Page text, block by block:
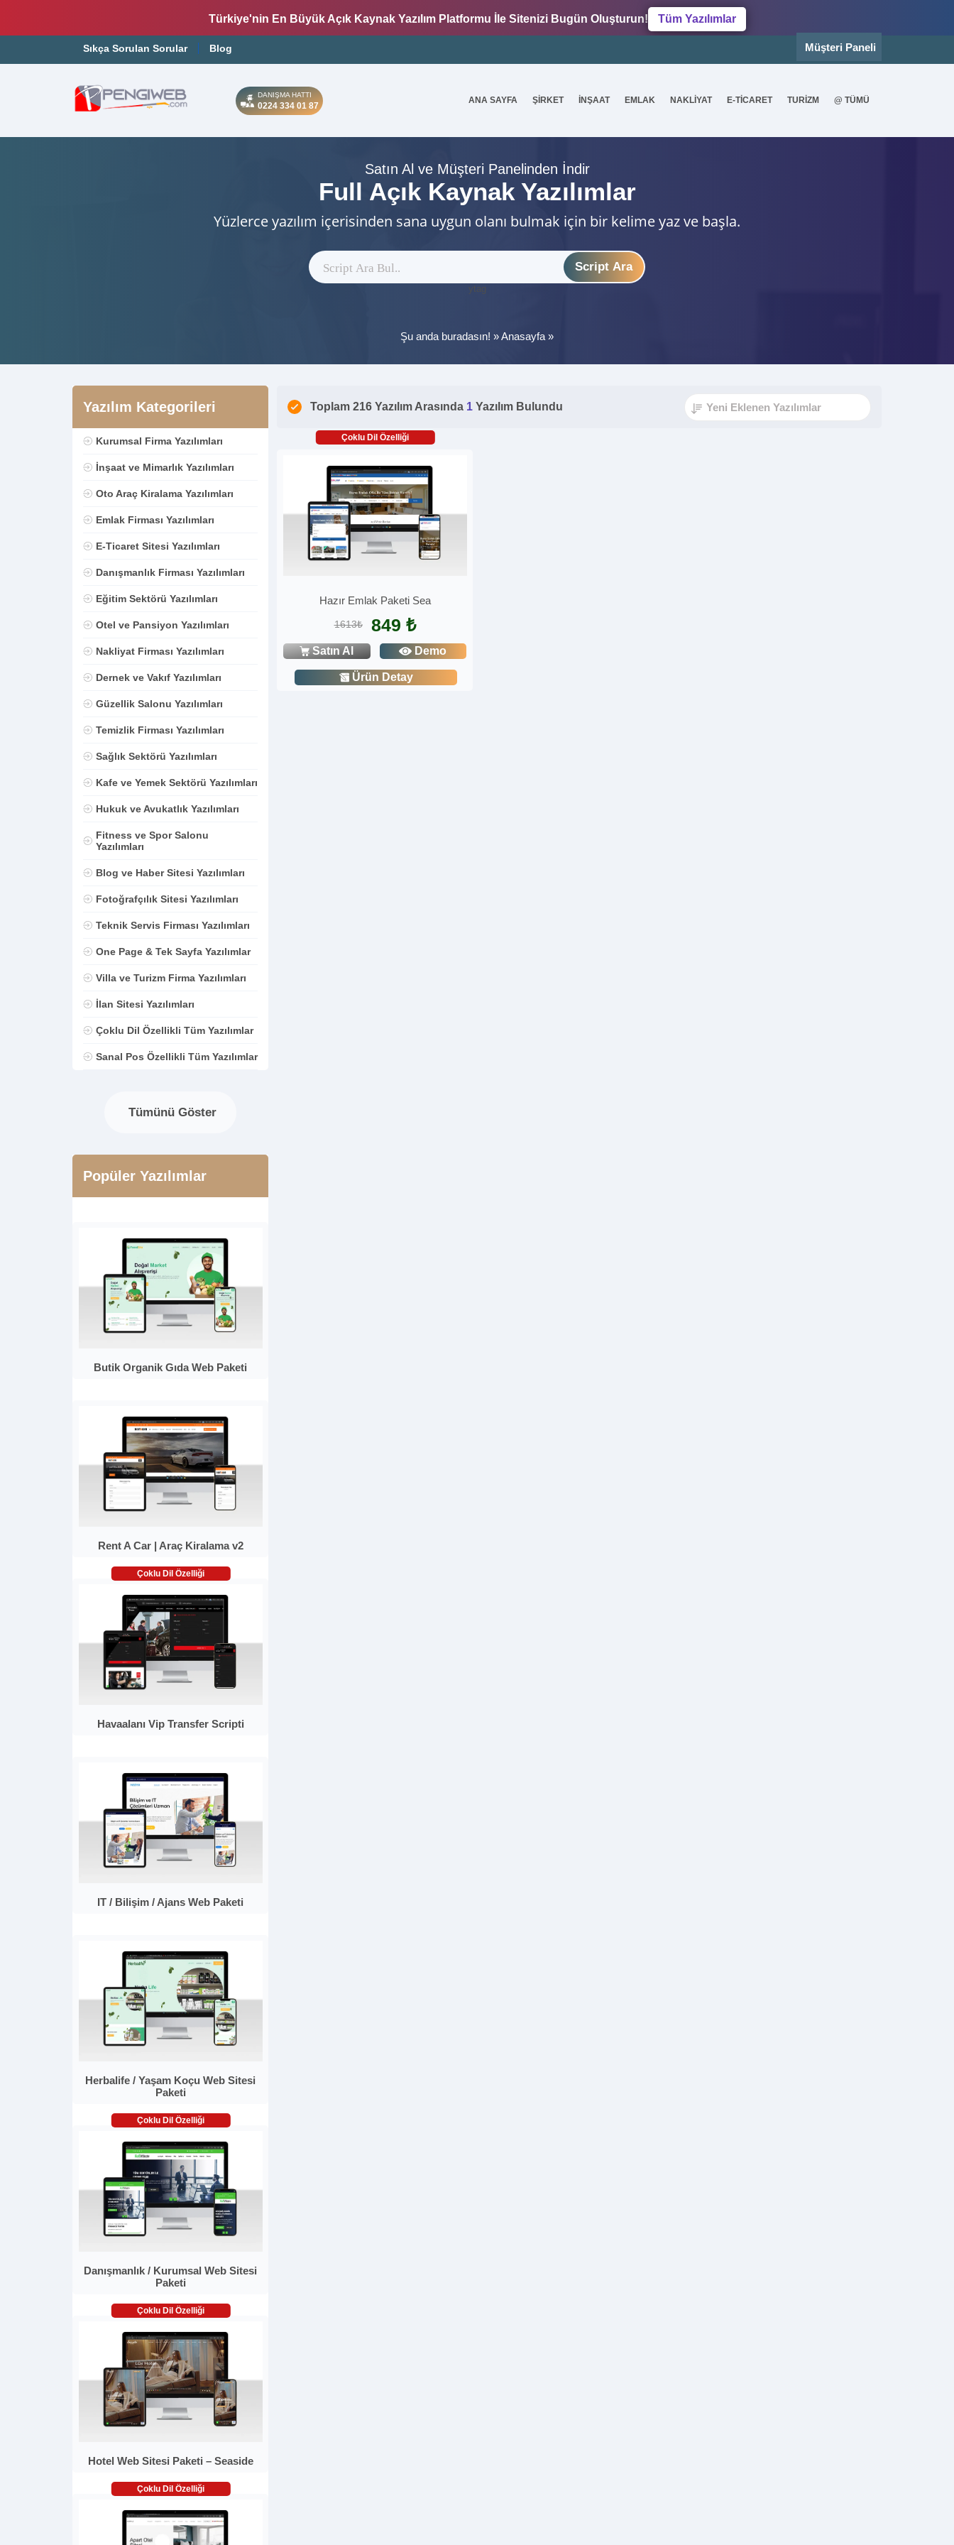
Türkiye'nin En Büyük Açık Kaynak Yazılım Platformu İle Sitenizi Bugün Oluşturun! Tüm Yazılımlar
Sıkça Sorulan Sorular Blog Müşteri Paneli
DANIŞMA HATTI
0224 334 01 87
ANA SAYFA ŞİRKET İNŞAAT EMLAK NAKLİYAT E-TİCARET TURİZM @ TÜMÜ
Satın Al ve Müşteri Panelinden İndir
Full Açık Kaynak Yazılımlar
Yüzlerce yazılım içerisinden sana uygun olanı bulmak için bir kelime yaz ve başla.
Script Ara
ytag
Şu anda buradasın! »Anasayfa »
Yazılım Kategorileri
Kurumsal Firma Yazılımları
İnşaat ve Mimarlık Yazılımları
Oto Araç Kiralama Yazılımları
Emlak Firması Yazılımları
E-Ticaret Sitesi Yazılımları
Danışmanlık Firması Yazılımları
Eğitim Sektörü Yazılımları
Otel ve Pansiyon Yazılımları
Nakliyat Firması Yazılımları
Dernek ve Vakıf Yazılımları
Güzellik Salonu Yazılımları
Temizlik Firması Yazılımları
Sağlık Sektörü Yazılımları
Kafe ve Yemek Sektörü Yazılımları
Hukuk ve Avukatlık Yazılımları
Fitness ve Spor Salonu
Yazılımları
Blog ve Haber Sitesi Yazılımları
Fotoğrafçılık Sitesi Yazılımları
Teknik Servis Firması Yazılımları
One Page & Tek Sayfa Yazılımlar
Villa ve Turizm Firma Yazılımları
İlan Sitesi Yazılımları
Çoklu Dil Özellikli Tüm Yazılımlar
Sanal Pos Özellikli Tüm Yazılımlar
Tümünü Göster
Popüler Yazılımlar
Butik Organik Gıda Web Paketi
Rent A Car | Araç Kiralama v2
Çoklu Dil Özelliği
Havaalanı Vip Transfer Scripti
IT / Bilişim / Ajans Web Paketi
Herbalife / Yaşam Koçu Web Sitesi
Paketi
Çoklu Dil Özelliği
Danışmanlık / Kurumsal Web Sitesi
Paketi
Çoklu Dil Özelliği
Hotel Web Sitesi Paketi – Seaside
Çoklu Dil Özelliği
Toplam 216 Yazılım Arasında 1 Yazılım Bulundu
Çoklu Dil Özelliği
Hazır Emlak Paketi Sea
1613₺ 849 ₺
Satın Al Demo
Ürün Detay